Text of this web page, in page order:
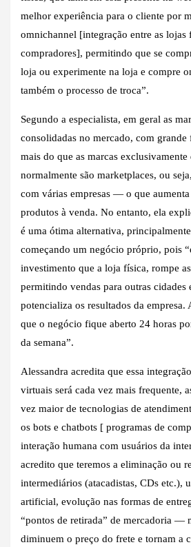
melhor experiência para o cliente por
omnichannel [integração entre as lojas
compradores], permitindo que se
loja ou experimente na loja e compre
também o processo de troca”.
Segundo a especialista, em geral as
consolidadas no mercado, com
mais do que as marcas exclusivamente
normalmente são marketplaces, ou
com várias empresas — o que
produtos à venda. No entanto, ela
é uma ótima alternativa,
começando um negócio próprio, pois
investimento que a loja física, rompe
permitindo vendas para outras cidades
potencializa os resultados da empresa.
que o negócio fique aberto 24 horas
da semana”.
Alessandra acredita que essa
virtuais será cada vez mais frequente,
vez maior de tecnologias de
os bots e chatbots [ programas de
interação humana com usuários da
acredito que teremos a eliminação ou
intermediários (atacadistas, CDs etc.),
artificial, evolução nas formas de
“pontos de retirada” de mercadoria —
diminuem o preço do frete e tornam a